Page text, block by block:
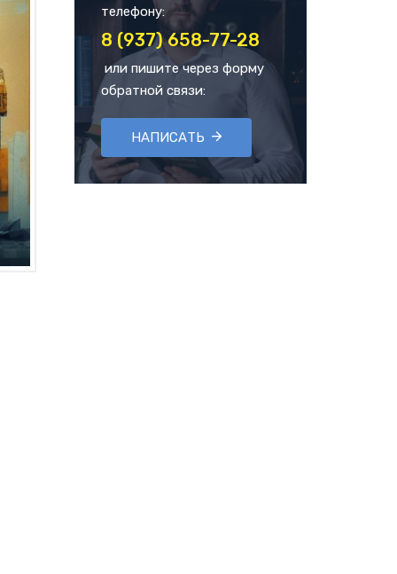
телефону:
8 (937) 658-77-28
или пишите через форму
обратной связи:
НАПИСАТЬ